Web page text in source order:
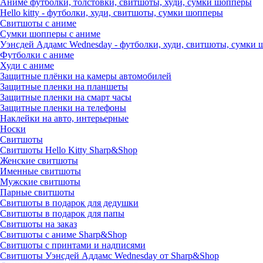
Аниме футболки, толстовки, свитшоты, худи, сумки шопперы
Hello kitty - футболки, худи, свитшоты, сумки шопперы
Свитшоты с аниме
Сумки шопперы с аниме
Уэнсдей Аддамс Wednesday - футболки, худи, свитшоты, сумки
Футболки с аниме
Худи с аниме
Защитные плёнки на камеры автомобилей
Защитные пленки на планшеты
Защитные пленки на смарт часы
Защитные пленки на телефоны
Наклейки на авто, интерьерные
Носки
Свитшоты
Cвитшоты Hello Kitty Sharp&Shop
Женские свитшоты
Именные свитшоты
Мужские свитшоты
Парные свитшоты
Свитшоты в подарок для дедушки
Свитшоты в подарок для папы
Свитшоты на заказ
Свитшоты с аниме Sharp&Shop
Свитшоты с принтами и надписями
Свитшоты Уэнсдей Аддамс Wednesday от Sharp&Shop